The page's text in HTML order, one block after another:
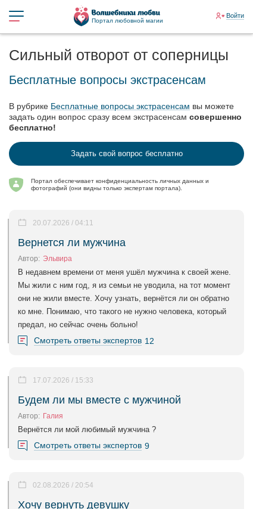
Портал любовной магии
Войти
Сильный отворот от соперницы
Бесплатные вопросы экстрасенсам
В рубрике Бесплатные вопросы экстрасенсам вы можете
задать один вопрос сразу всем экстрасенсам совершенно
бесплатно!
Задать свой вопрос бесплатно
Портал обеспечивает конфиденциальность личных данных и
фотографий (они видны только экспертам портала).
Вернется ли мужчина
20.07.2026 / 04:11
Автор: Эльвира
В недавнем времени от меня ушёл мужчина к своей жене.
Мы жили с ним год, я из семьи не уводила, на тот момент
они не жили вместе. Хочу узнать, вернëтся ли он обратно
ко мне. Понимаю, что такого не нужно человека, который
предал, но сейчас очень больно!
Смотреть ответы экспертов 12
Будем ли мы вместе с мужчиной
17.07.2026 / 15:33
Автор: Галия
Вернётся ли мой любимый мужчина ?
Смотреть ответы экспертов 9
Хочу вернуть девушку
02.08.2026 / 20:54